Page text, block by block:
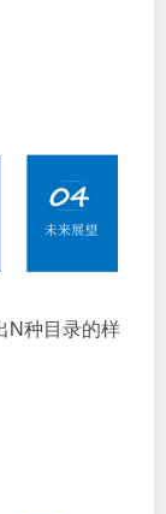
N种目录的样